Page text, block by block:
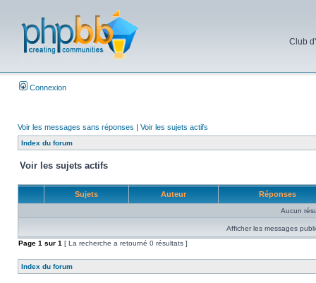
Club
Connexion
Voir les messages sans réponses | Voir les sujets actifs
Index du forum
Voir les sujets actifs
Sujets Auteur Réponses
Aucun
Afficher les messages
Page 1 sur 1 [ La recherche a retourné 0 résultats ]
Index du forum